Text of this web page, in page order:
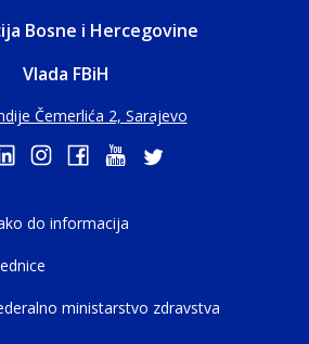
Bosne i Hercegovine
Vlada FBiH
Čemerlića 2, Sarajevo
do informacija
ministarstvo zdravstva